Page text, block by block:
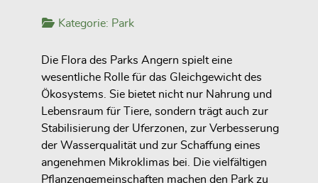
Kategorie: Park
Die Flora des Parks Angern spielt eine
wesentliche Rolle für das Gleichgewicht des
Ökosystems. Sie bietet nicht nur Nahrung und
Lebensraum für Tiere, sondern trägt auch zur
Stabilisierung der Uferzonen, zur Verbesserung
der Wasserqualität und zur Schaffung eines
angenehmen Mikroklimas bei. Die vielfältigen
Pflanzengemeinschaften machen den Park zu